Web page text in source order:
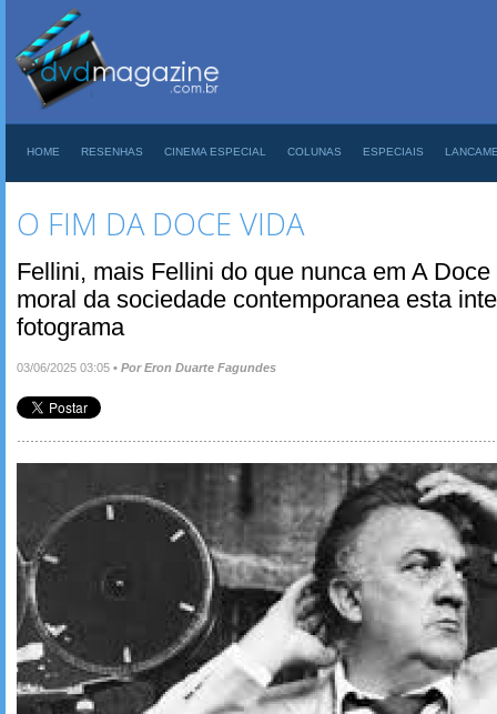
HOME RESENHAS CINEMA ESPECIAL COLUNAS ESPECIAIS
O FIM DA DOCE VIDA
Fellini, mais Fellini do que nunca em A
moral da sociedade contemporanea esta
fotograma
03/06/2025 03:05 • Por Eron Duarte Fagundes